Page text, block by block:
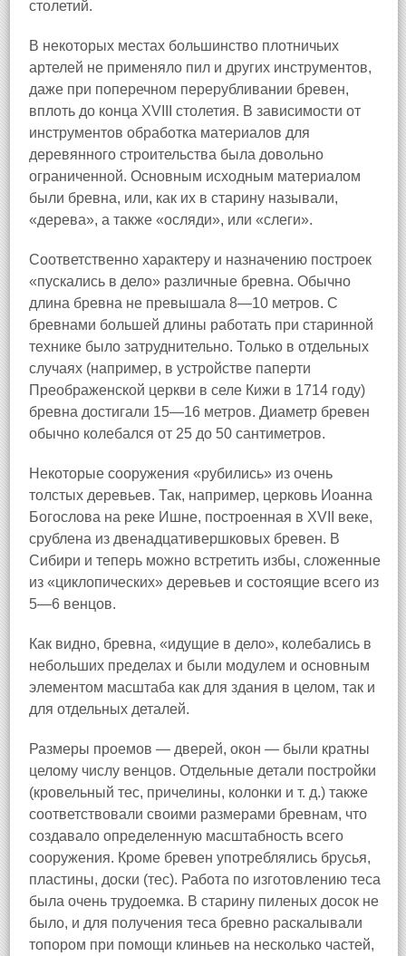
столетий.
В некоторых местах большинство плотничьих
артелей не применяло пил и других инструментов,
даже при поперечном перерубливании бревен,
вплоть до конца XVIII столетия. В зависимости от
инструментов обработка материалов для
деревянного строительства была довольно
ограниченной. Основным исходным материалом
были бревна, или, как их в старину называли,
«дерева», а также «осляди», или «слеги».
Соответственно характеру и назначению построек
«пускались в дело» различные бревна. Обычно
длина бревна не превышала 8—10 метров. С
бревнами большей длины работать при старинной
технике было затруднительно. Только в отдельных
случаях (например, в устройстве паперти
Преображенской церкви в селе Кижи в 1714 году)
бревна достигали 15—16 метров. Диаметр бревен
обычно колебался от 25 до 50 сантиметров.
Некоторые сооружения «рубились» из очень
толстых деревьев. Так, например, церковь Иоанна
Богослова на реке Ишне, построенная в XVII веке,
срублена из двенадцативершковых бревен. В
Сибири и теперь можно встретить избы, сложенные
из «циклопических» деревьев и состоящие всего из
5—6 венцов.
Как видно, бревна, «идущие в дело», колебались в
небольших пределах и были модулем и основным
элементом масштаба как для здания в целом, так и
для отдельных деталей.
Размеры проемов — дверей, окон — были кратны
целому числу венцов. Отдельные детали постройки
(кровельный тес, причелины, колонки и т. д.) также
соответствовали своими размерами бревнам, что
создавало определенную масштабность всего
сооружения. Кроме бревен употреблялись брусья,
пластины, доски (тес). Работа по изготовлению теса
была очень трудоемка. В старину пиленых досок не
было, и для получения теса бревно раскалывали
топором при помощи клиньев на несколько частей,